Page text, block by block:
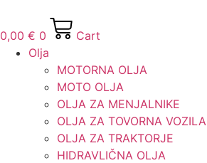
0,00 € 0
Cart
Olja
MOTORNA OLJA
MOTO OLJA
OLJA ZA MENJALNIKE
OLJA ZA TOVORNA VOZILA
OLJA ZA TRAKTORJE
HIDRAVLIČNA OLJA